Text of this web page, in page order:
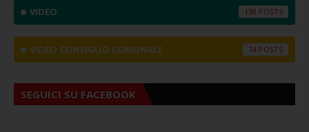
VIDEO 138
VIDEO CONSIGLIO COMUNALE 74
SEGUICI SU FACEBOOK